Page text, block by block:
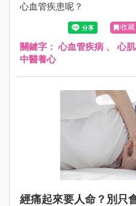
心血管疾患呢？
收藏
關鍵字：心血管疾病 、心
中醫養心
經痛起來要人命？別只